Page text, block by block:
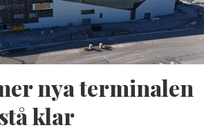
nya terminalen
klar